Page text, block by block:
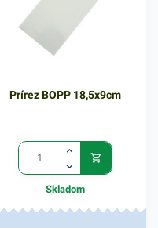
Prírez BOPP 18,5x9cm
Skladom